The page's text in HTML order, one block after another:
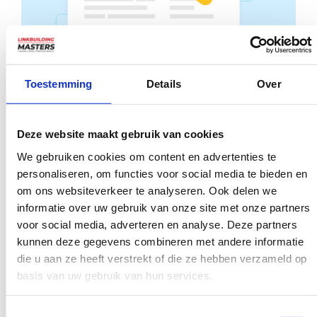
Toestemming Details Over
Deze website maakt gebruik van cookies
We gebruiken cookies om content en advertenties te
personaliseren, om functies voor social media te bieden en
om ons websiteverkeer te analyseren. Ook delen we
informatie over uw gebruik van onze site met onze partners
voor social media, adverteren en analyse. Deze partners
kunnen deze gegevens combineren met andere informatie
die u aan ze heeft verstrekt of die ze hebben verzameld op
basis van uw gebruik van hun services.
Gebruik van de h1-tag
De h1-tag speelt een zeer belangrijke rol in zowel SEO als
de algehele gebruikerservaring van je website. In dit
gedeelte bespreken we de uniciteit van de h1-tag en de
relevantie en focus ervan.
Uniciteit van de h1
Elke pagina op je website moet een unieke h1-tag hebben